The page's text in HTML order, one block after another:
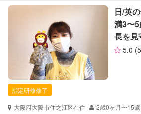
定期予約 可能
お子様の撮影
（定期特典）
対応可能
特徴 料金 レビュー
サポートの特徴
保育士
幼稚園教諭
対応可能/特徴 子育て経験
日/英
満3〜
長を見
5.0
指定研修修了
大阪府大阪市住之江区在住
2歳0ヶ月〜15歳